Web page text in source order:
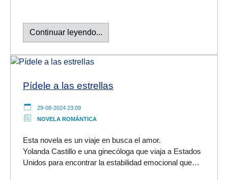
Continuar leyendo...
Pídele a las estrellas
29-08-2024 23:09
NOVELA ROMÁNTICA
Esta novela es un viaje en busca el amor.
Yolanda Castillo e una ginecóloga que viaja a Estados
Unidos para encontrar la estabilidad emocional que…